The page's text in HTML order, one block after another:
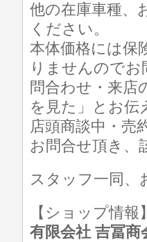
他の在庫車種、
ください。
本体価格には保
りませんのでお
問合わせ・来店
を見た」とお伝
店頭商談中・売
お問合せ頂き、
スタッフ一同、
【ショップ情
有限会社 吉冨